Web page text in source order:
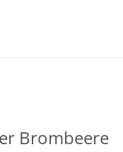
Brombeere